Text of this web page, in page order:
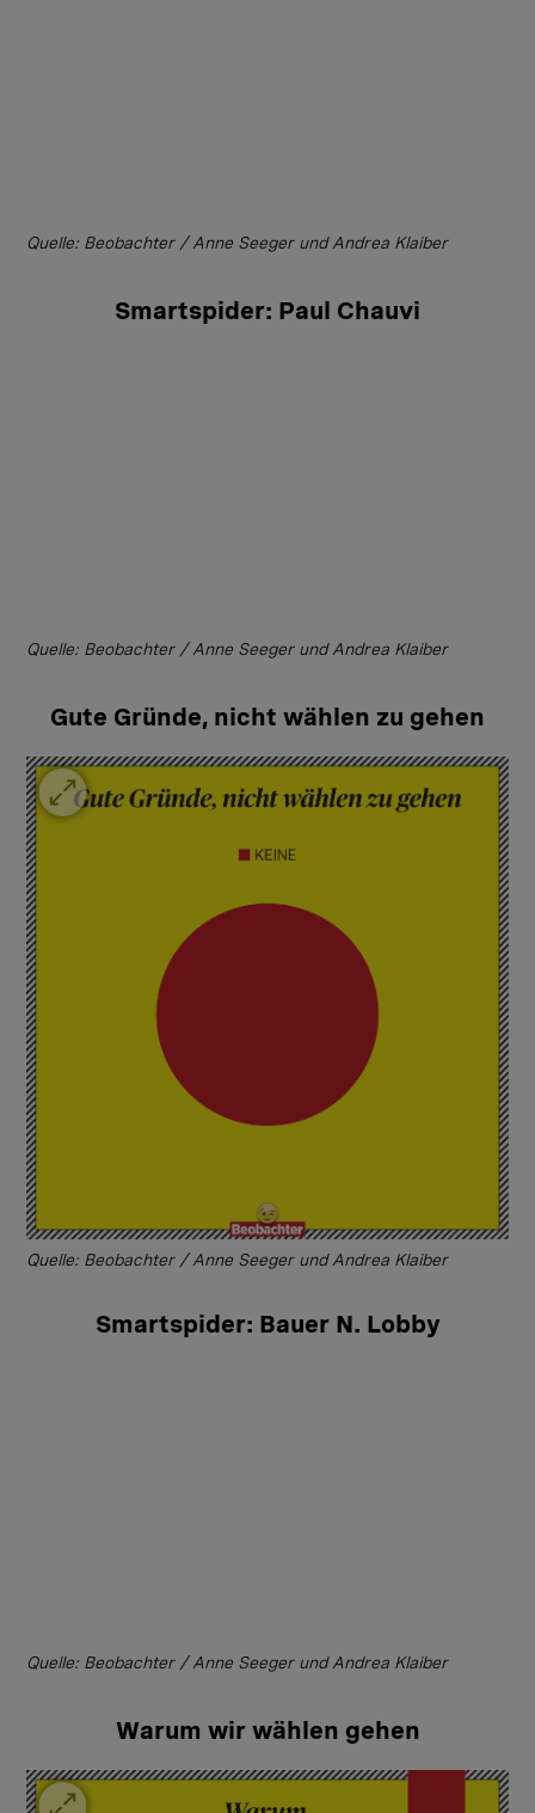
Quelle: Beobachter / Anne Seeger und Andrea Klaiber
Smartspider: Paul Chauvi
Quelle: Beobachter / Anne Seeger und Andrea Klaiber
Gute Gründe, nicht wählen zu gehen
Quelle: Beobachter / Anne Seeger und Andrea Klaiber
Smartspider: Bauer N. Lobby
Quelle: Beobachter / Anne Seeger und Andrea Klaiber
Warum wir wählen gehen